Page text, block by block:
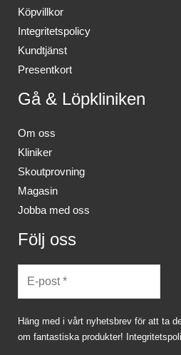
Köpvillkor
Integritetspolicy
Kundtjänst
Presentkort
Gå & Löpkliniken
Om oss
Kliniker
Skoutprovning
Magasin
Jobba med oss
Följ oss
Häng med i vårt nyhetsbrev för att ta
om fantastiska produkter!